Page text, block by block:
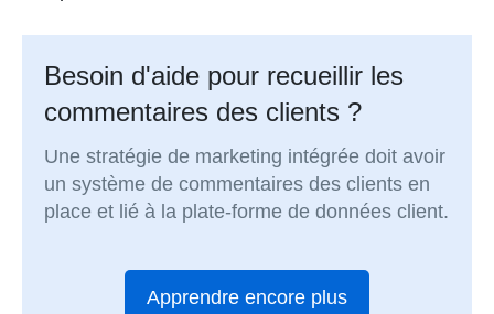
Besoin d'aide pour recueillir les
commentaires des clients ?
Une stratégie de marketing intégrée doit avoir
un système de commentaires des clients en
place et lié à la plate-forme de données client.
Apprendre encore plus